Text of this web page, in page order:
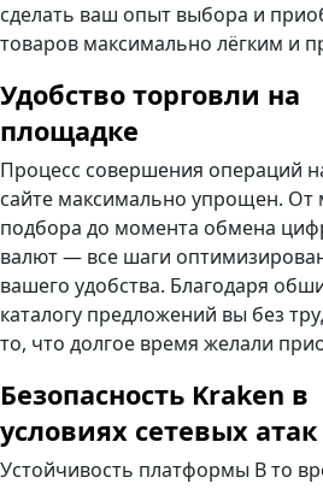
сделать ваш опыт выбора и
товаров максимально лёгким и
Удобство торговли на
площадке
Процесс совершения операций
сайте максимально упрощен. От
подбора до момента обмена
валют — все шаги
вашего удобства. Благодаря
каталогу предложений вы без
то, что долгое время желали
Безопасность Kraken в
условиях сетевых атак
Устойчивость платформы В то